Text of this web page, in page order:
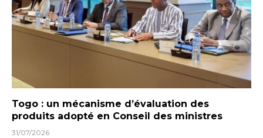
Togo : un mécanisme d’évaluation des
produits adopté en Conseil des ministres
31/07/2026